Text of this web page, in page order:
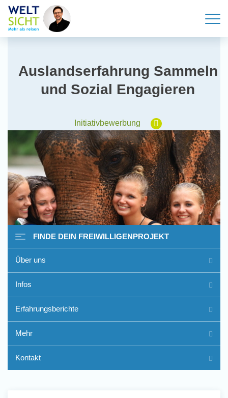
Auslandserfahrung Sammeln
und Sozial Engagieren
Initiativbewerbung
Freiwilligenarbeit im Ausland
- Erfahrungsberichte
FINDE DEIN FREIWILLIGENPROJEKT
Über uns
Infos
Erfahrungsberichte
Mehr
Kontakt